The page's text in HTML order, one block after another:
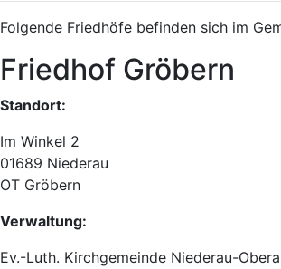
Folgende Friedhöfe befinden sich im
Friedhof Gröbern
Standort:
Im Winkel 2
01689 Niederau
OT Gröbern
Verwaltung:
Ev.-Luth. Kirchgemeinde Niederau-